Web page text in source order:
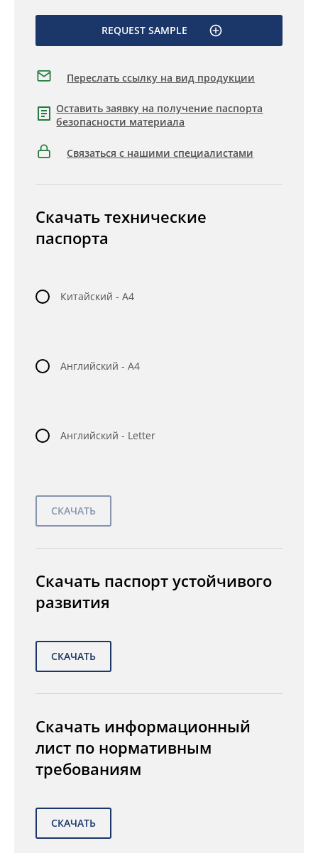
REQUEST SAMPLE
Переслать ссылку на вид продукции
Оставить заявку на получение паспорта
безопасности материала
Связаться с нашими специалистами
Скачать технические
паспорта
Китайский - A4
Английский - A4
Английский - Letter
Скачать паспорт устойчивого
развития
Скачать информационный
лист по нормативным
требованиям